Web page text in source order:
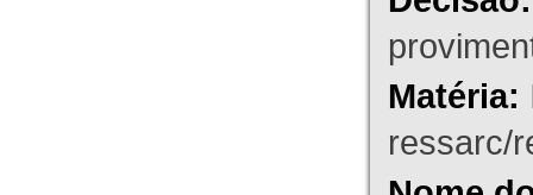
Matéria:
ressarc/